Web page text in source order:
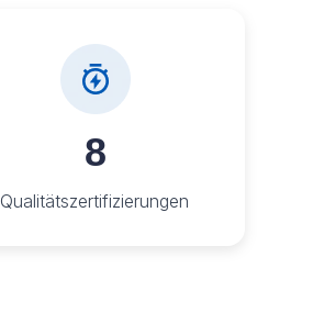
Qualitätszertifizierungen
8